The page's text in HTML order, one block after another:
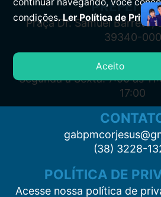
Praça Dr. Samuel Barreto,
39340-000
Segunda à Sexta: 7:00 às
17:00
(38) 3228-
POLÍTICA DE
Acesse nossa política de
condições.Ler Política de
Aceito